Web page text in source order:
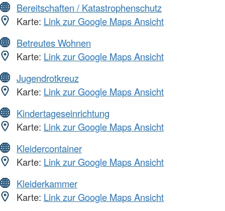
Bereitschaften / Katastrophenschutz
Karte: Link zur Google Maps Ansicht
Betreutes Wohnen
Karte: Link zur Google Maps Ansicht
Jugendrotkreuz
Karte: Link zur Google Maps Ansicht
Kindertageseinrichtung
Karte: Link zur Google Maps Ansicht
Kleidercontainer
Karte: Link zur Google Maps Ansicht
Kleiderkammer
Karte: Link zur Google Maps Ansicht